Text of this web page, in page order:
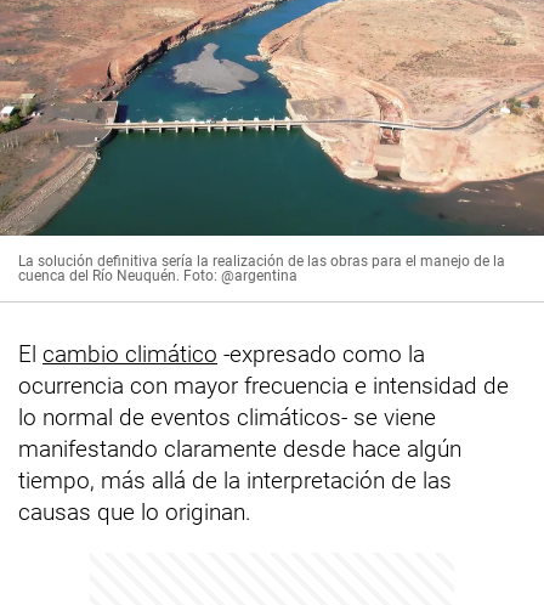
La solución definitiva sería la realización de las obras para el manejo de la
cuenca del Río Neuquén. Foto: @argentina
El cambio climático -expresado como la
ocurrencia con mayor frecuencia e intensidad de
lo normal de eventos climáticos- se viene
manifestando claramente desde hace algún
tiempo, más allá de la interpretación de las
causas que lo originan.